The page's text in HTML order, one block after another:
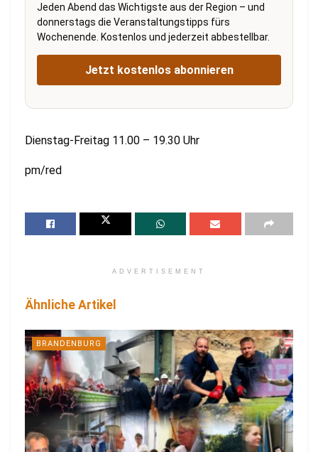
Jeden Abend das Wichtigste aus der Region – und
donnerstags die Veranstaltungstipps fürs
Wochenende. Kostenlos und jederzeit abbestellbar.
Jetzt kostenlos abonnieren
Dienstag-Freitag 11.00 – 19.30 Uhr
pm/red
ADVERTISEMENT
Ähnliche Artikel
BRANDENBURG